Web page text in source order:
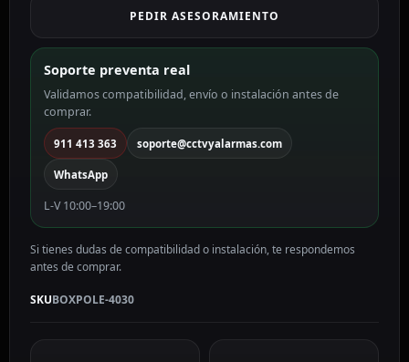
90
color
blanco
BOXPOLE-
4030
cantidad
PEDIR ASESORAMIENTO
Soporte preventa real
Validamos compatibilidad, envío o instalación antes de
comprar.
911 413 363 soporte@cctvyalarmas.com
WhatsApp
L-V 10:00–19:00
Si tienes dudas de compatibilidad o instalación, te respondemos
antes de comprar.
SKUBOXPOLE-4030